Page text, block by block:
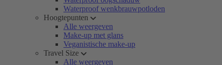
Waterproof wenkbrauwpotloden
Hoogtepunten
Alle weergeven
Make-up met glans
Veganistische make-up
Travel Size
Alle weergeven